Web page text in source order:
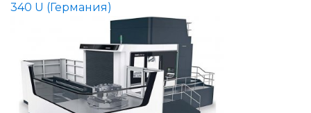
340 U (Германия)